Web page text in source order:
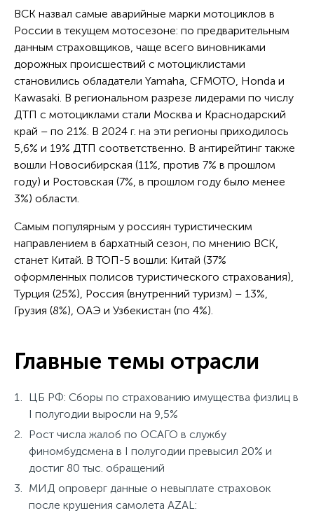
ВСК назвал самые аварийные марки мотоциклов в
России в текущем мотосезоне: по предварительным
данным страховщиков, чаще всего виновниками
дорожных происшествий с мотоциклистами
становились обладатели Yamaha, CFMOTO, Honda и
Kawasaki. В региональном разрезе лидерами по числу
ДТП с мотоциклами стали Москва и Краснодарский
край – по 21%. В 2024 г. на эти регионы приходилось
5,6% и 19% ДТП соответственно. В антирейтинг также
вошли Новосибирская (11%, против 7% в прошлом
году) и Ростовская (7%, в прошлом году было менее
3%) области.
Самым популярным у россиян туристическим
направлением в бархатный сезон, по мнению ВСК,
станет Китай. В ТОП-5 вошли: Китай (37%
оформленных полисов туристического страхования),
Турция (25%), Россия (внутренний туризм) – 13%,
Грузия (8%), ОАЭ и Узбекистан (по 4%).
Главные темы отрасли
ЦБ РФ: Сборы по страхованию имущества физлиц в
I полугодии выросли на 9,5%
Рост числа жалоб по ОСАГО в службу
финомбудсмена в I полугодии превысил 20% и
достиг 80 тыс. обращений
МИД опроверг данные о невыплате страховок
после крушения самолета AZAL: